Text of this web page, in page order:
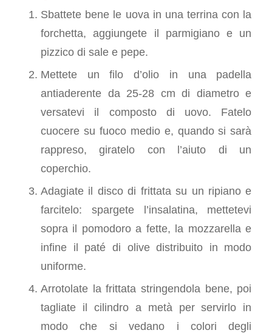
Sbattete bene le uova in una terrina con la
forchetta, aggiungete il parmigiano e un
pizzico di sale e pepe.
Mettete un filo d’olio in una padella
antiaderente da 25-28 cm di diametro e
versatevi il composto di uovo. Fatelo
cuocere su fuoco medio e, quando si sarà
rappreso, giratelo con l’aiuto di un
coperchio.
Adagiate il disco di frittata su un ripiano e
farcitelo: spargete l’insalatina, mettetevi
sopra il pomodoro a fette, la mozzarella e
infine il paté di olive distribuito in modo
uniforme.
Arrotolate la frittata stringendola bene, poi
tagliate il cilindro a metà per servirlo in
modo che si vedano i colori degli